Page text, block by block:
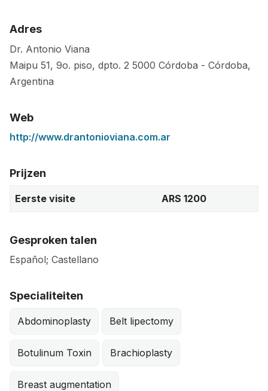
Adres
Dr. Antonio Viana
Maipu 51, 9o. piso, dpto. 2 5000 Córdoba - Córdoba,
Argentina
Web
http://www.drantonioviana.com.ar
Prijzen
Eerste visite ARS 1200
Gesproken talen
Español; Castellano
Specialiteiten
Abdominoplasty Belt lipectomy
Botulinum Toxin Brachioplasty
Breast augmentation